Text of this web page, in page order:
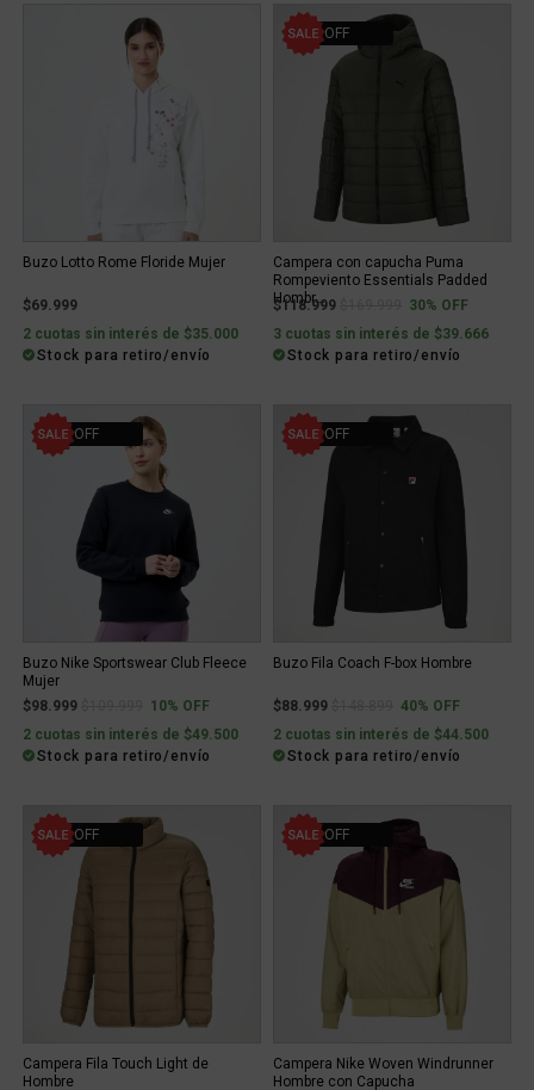
Buzo Lotto Rome Floride Mujer
$69.999
2 cuotas sin interés de $35.000
Stock para retiro/envío
30% OFF
Campera con capucha Puma
Rompeviento Essentials Padded
Hombr...
$118.999 Price reduced from
to30% OFF
3 cuotas sin interés de $39.666
Stock para retiro/envío
10% OFF
Buzo Nike Sportswear Club Fleece
Mujer
$98.999
Price reduced from
to10% OFF
2 cuotas sin interés de $49.500
Stock para retiro/envío
40% OFF
Buzo Fila Coach F-box Hombre
$88.999 Price reduced from
to40% OFF
2 cuotas sin interés de $44.500
Stock para retiro/envío
40% OFF
Campera Fila Touch Light de
Hombre
30% OFF
Campera Nike Woven Windrunner
Hombre con Capucha